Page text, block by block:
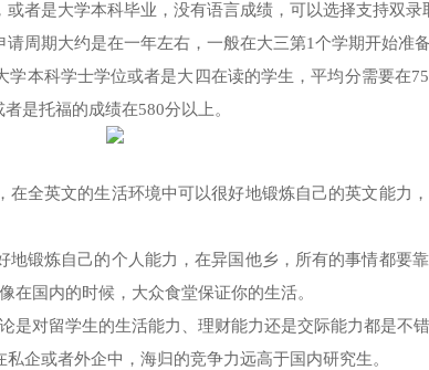
者是大学本科毕业，没有语言成绩，可以选择支持双录
周期大约是在一年左右，一般在大三第1个学期开始准备
本科学士学位或者是大四在读的学生，平均分需要在
是托福的成绩在580分以上。
在全英文的生活环境中可以很好地锻炼自己的英文能力
锻炼自己的个人能力，在异国他乡，所有的事情都要
在国内的时候，大众食堂保证你的生活。
是对留学生的生活能力、理财能力还是交际能力都是不错
企或者外企中，海归的竞争力远高于国内研究生。